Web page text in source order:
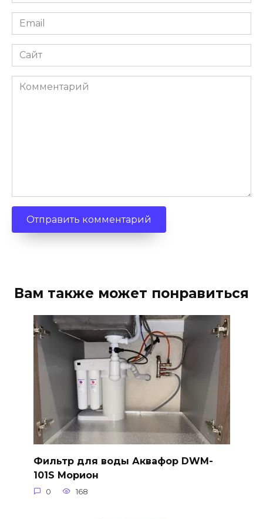
Email
Сайт
Комментарий
Вам также может понравиться
Фильтр для воды Аквафор DWM-
101S Морион
0 168